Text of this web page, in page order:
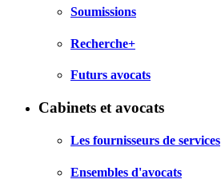
Soumissions
Recherche+
Futurs avocats
Cabinets et avocats
Les fournisseurs de services
Ensembles d'avocats